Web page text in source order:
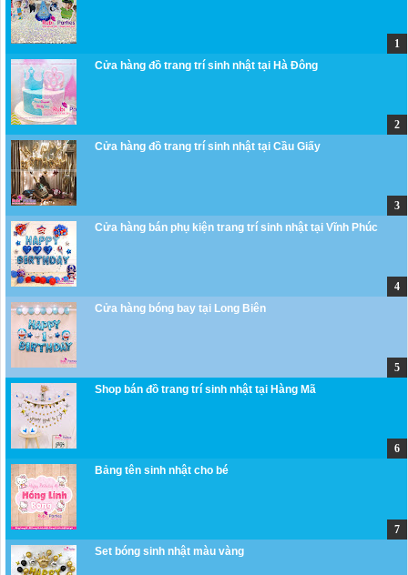
Cửa hàng đồ trang trí sinh nhật tại Hà Đông
Cửa hàng đồ trang trí sinh nhật tại Cầu Giấy
Cửa hàng bán phụ kiện trang trí sinh nhật tại Vĩnh Phúc
Cửa hàng bóng bay tại Long Biên
Shop bán đồ trang trí sinh nhật tại Hàng Mã
Bảng tên sinh nhật cho bé
Set bóng sinh nhật màu vàng